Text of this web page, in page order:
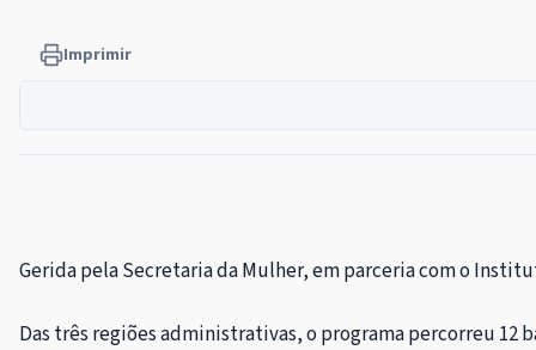
Imprimir
Gerida pela Secretaria da Mulher, em parceria com o
Das três regiões administrativas, o programa percorreu 12